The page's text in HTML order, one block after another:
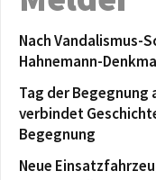
Nach Vandalismus-
Hahnemann-
Tag der Begegnung
verbindet
Begegnung
Neue